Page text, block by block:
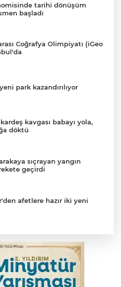
tarihi dönüşüm
başladı
Coğrafya Olimpiyatı (iGeo
park kazandırılıyor
kavgası babayı yola,
döktü
sıçrayan yangın
geçirdi
afetlere hazır iki yeni
primle çalışanlara müjde
Uğur Mumcu’nun ailesi ile